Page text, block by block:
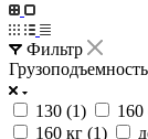
Фильтр
130 (1) 160
160 кг (1)